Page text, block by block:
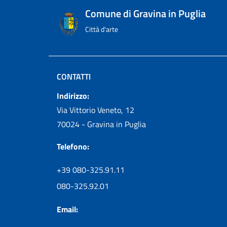
Comune di Gravina in Puglia
Città d'arte
CONTATTI
Indirizzo:
Via Vittorio Veneto, 12
70024 - Gravina in Puglia
Telefono:
+39 080-325.91.11
080-325.92.01
Email: